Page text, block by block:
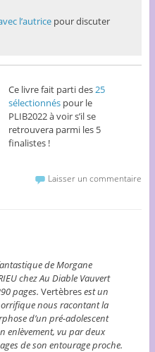
l’autricepour discuter
Ce livre fait parti des25
sélectionnés pour le
PLIB2022 à voir s’il se
retrouvera parmi les 5
finalistes !
Laisser un commentaire
de Morgane
chez Au Diable Vauvert
pages.Vertèbresest un
nous racontant la
d’un pré-adolescent
enlèvement, vu par deux
de son entourage proche.